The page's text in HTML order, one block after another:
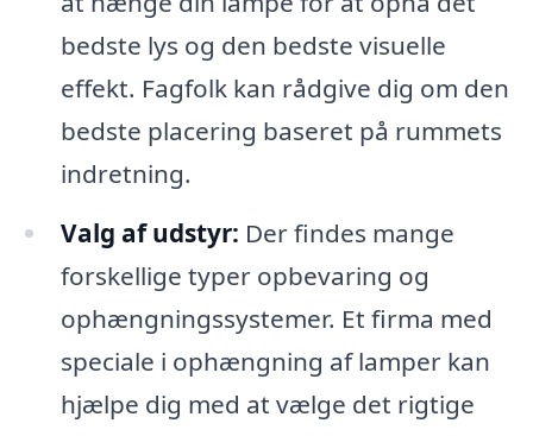
bedste lys og den bedste visuelle
effekt. Fagfolk kan rådgive dig om den
bedste placering baseret på rummets
indretning.
Valg af udstyr: Der findes mange
forskellige typer opbevaring og
ophængningssystemer. Et firma med
speciale i ophængning af lamper kan
hjælpe dig med at vælge det rigtige